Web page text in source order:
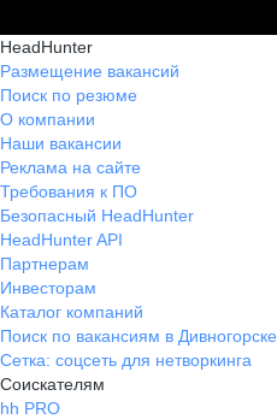
HeadHunter
Размещение вакансий
Поиск по резюме
О компании
Наши вакансии
Реклама на сайте
Требования к ПО
Безопасный HeadHunter
HeadHunter API
Партнерам
Инвесторам
Каталог компаний
Поиск по вакансиям в Дивногорске
Сетка: соцсеть для нетворкинга
Соискателям
hh PRO